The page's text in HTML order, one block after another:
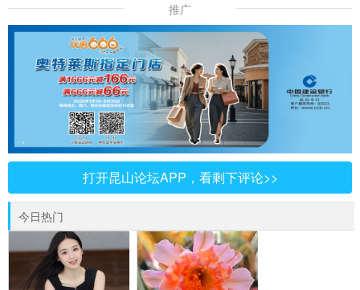
推广
打开昆山论坛APP，看剩下评论>>
今日热门